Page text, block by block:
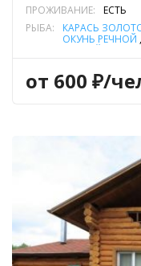
ПРОЖИВАНИЕ:
ЕСТЬ
РЫБА:
КАРАСЬ
ОКУНЬ РЕЧНОЙ ,
от 600 ₽/